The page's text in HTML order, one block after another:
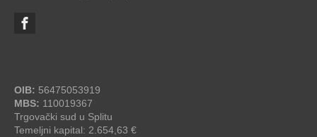
OIB: 56475053919
MBS: 110019367
Trgovački sud u Splitu
Temeljni kapital: 2.654,63 €